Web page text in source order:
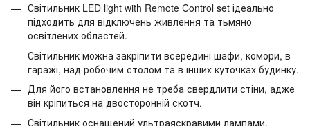
Світильник LED light with Remote Control set ідеально
підходить для відключень живлення та тьмяно
освітлених областей.
Світильник можна закріпити всередині шафи, комори, в
гаражі, над робочим столом та в інших куточках будинку.
Для його встановлення не треба свердлити стіни, адже
він кріпиться на двосторонній скотч.
Світильник оснащений ультраяскравими лампами,